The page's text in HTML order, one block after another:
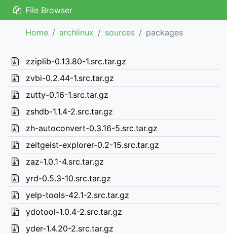
File Browser
Home archlinux sources packages
zziplib-0.13.80-1.src.tar.gz
zvbi-0.2.44-1.src.tar.gz
zutty-0.16-1.src.tar.gz
zshdb-1.1.4-2.src.tar.gz
zh-autoconvert-0.3.16-5.src.tar.gz
zeitgeist-explorer-0.2-15.src.tar.gz
zaz-1.0.1-4.src.tar.gz
yrd-0.5.3-10.src.tar.gz
yelp-tools-42.1-2.src.tar.gz
ydotool-1.0.4-2.src.tar.gz
yder-1.4.20-2.src.tar.gz